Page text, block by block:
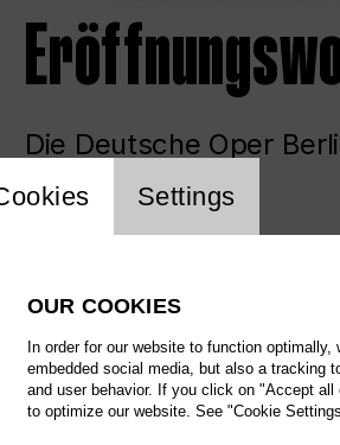
Die Deutsche Oper
Unlimited
UNLESS THE
Settings
OUR COOKIES
In order for our website to function
embedded social media, but also a tracking
and user behavior. If you click on "Accept
to optimize our website. See "Cookie